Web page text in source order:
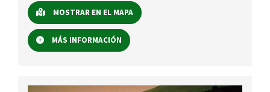
MOSTRAR EN EL MAPA
MÁS INFORMACIÓN